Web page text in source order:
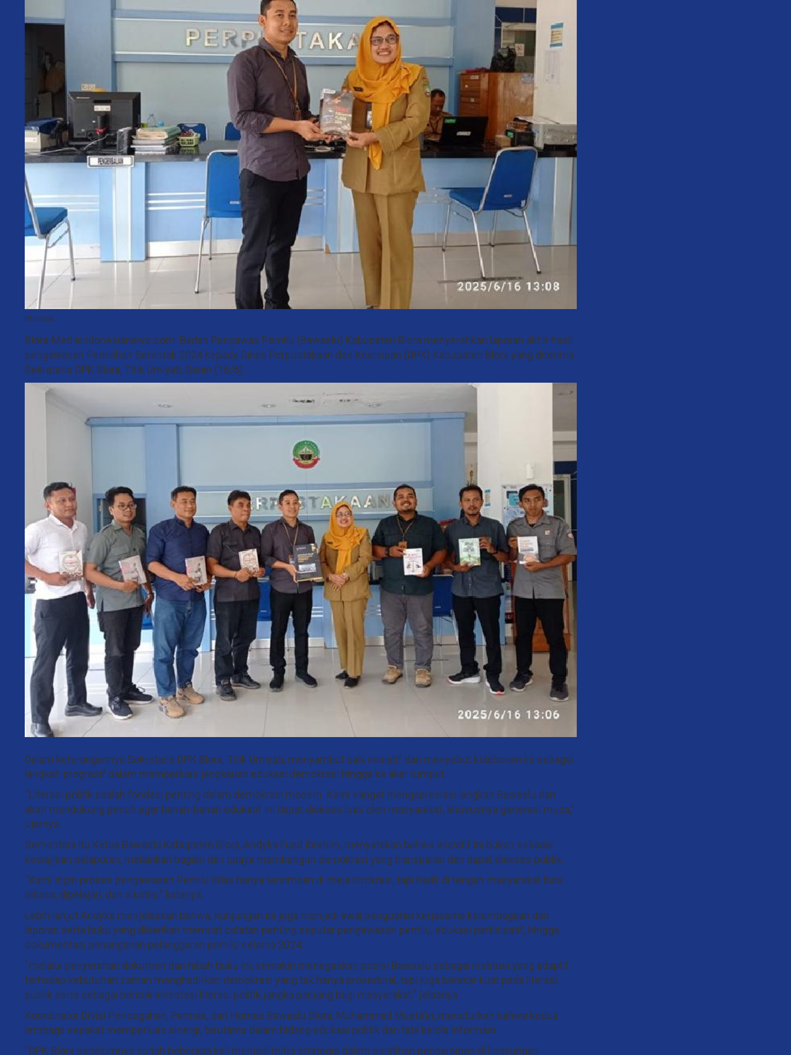
Istimewa
Blora-Mediaindonesianews.com: Badan Pengawas Pemilu (Bawaslu) Kabupaten Blora menyerahkan laporan akhir hasil
pengawasan Pemilihan Serentak 2024 kepada Dinas Perpustakaan dan Kearsipan (DPK) Kabupaten Blora yang diterima
Sekretaris DPK Blora, Titik Umiyati, Senin (16/6).
Dalam keterangannya Sekretaris DPK Blora, Titik Umiyati, menyambut baik inisiatif dan menyebut kolaborasi ini sebagai
langkah progresif dalam memperluas jangkauan edukasi demokrasi hingga ke akar rumput.
“Literasi politik adalah fondasi penting dalam demokrasi modern. Kami sangat mengapresiasi langkah Bawaslu dan
akan mendukung penuh agar bahan-bahan edukatif ini dapat diakses luas oleh masyarakat, khususnya generasi muda,”
ujarnya.
Sementara itu Ketua Bawaslu Kabupaten Blora, Andyka Fuad Ibrahim, menyatakan bahwa inisiatif ini bukan sekadar
kewajiban pelaporan, melainkan bagian dari upaya membangun demokrasi yang transparan dan dapat diakses publik.
“Kami ingin proses pengawasan Pemilu tidak hanya tersimpan di meja birokrasi, tapi hadir di tengah masyarakat bisa
dibaca, dipelajari, dan dikritisi,” katanya.
Lebih lanjut Andyka menjelaskan bahwa, kunjungan ini juga menjadi awal penguatan kerjasama kelembagaan dan
laporan serta buku yang diberikan memuat catatan penting seputar pengawasan pemilu, edukasi partisipatif, hingga
dokumentasi penanganan pelanggaran pemilu selama 2024.
“melalui penyerahan dokumen dan hibah buku ini, semakin menegaskan posisi Bawaslu sebagai institusi yang adaptif
terhadap kebutuhan zaman menghadirkan demokrasi yang tak hanya prosedural, tapi juga berakar kuat pada literasi
publik serta sebagai bentuk investasi literasi politik jangka panjang bagi masyarakat.” jelasnya
Koordinator Divisi Pencegahan, Parmas, dan Humas Bawaslu Blora, Muhammad Musta'in, menuturkan bahwa kedua
lembaga sepakat memperluas sinergi, terutama dalam bidang edukasi politik dan tata kelola informasi.
“DPK Blora sebelumnya sudah beberapa kali menjadi mitra strategis dalam pelatihan pengarsipan di lingkungan